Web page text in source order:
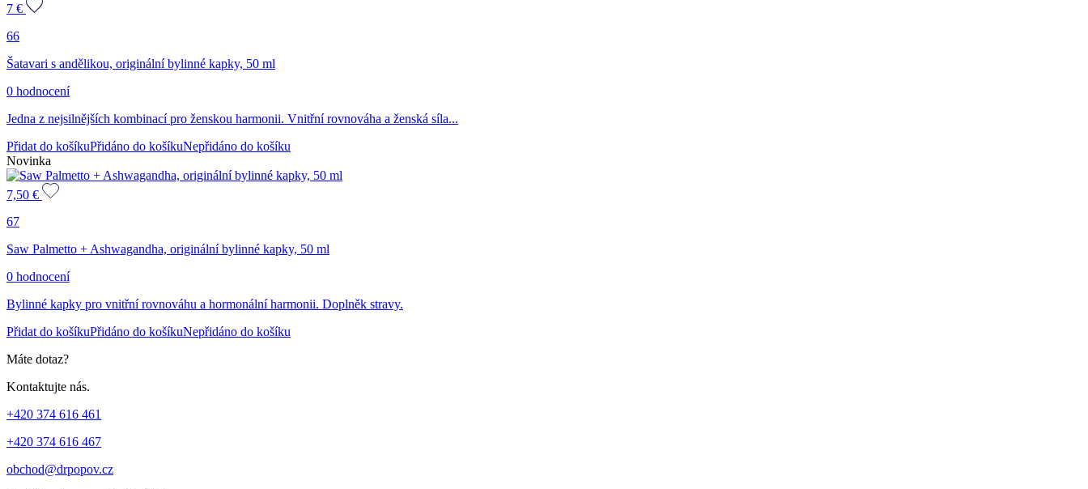
7 €
66
Šatavari s andělikou, originální bylinné kapky, 50 ml
0 hodnocení
Jedna z nejsilnějších kombinací pro ženskou harmonii. Vnitřní rovnováha a ženská síla...
Přidat do košíkuPřidáno do košíkuNepřidáno do košíku
Novinka
7,50 €
67
Saw Palmetto + Ashwagandha, originální bylinné kapky, 50 ml
0 hodnocení
Bylinné kapky pro vnitřní rovnováhu a hormonální harmonii. Doplněk stravy.
Přidat do košíkuPřidáno do košíkuNepřidáno do košíku
Máte dotaz?
Kontaktujte nás.
+420 374 616 461
+420 374 616 467
obchod@drpopov.cz